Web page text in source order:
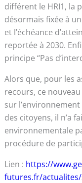
différent le HRI1, la
désormais fixée à
et l’échéance
reportée à 2030.
principe “Pas
Alors que, pour les
recours, ce
sur
des citoyens, il n’a
environnementale
procédure de
Lien : https://
futures.fr/